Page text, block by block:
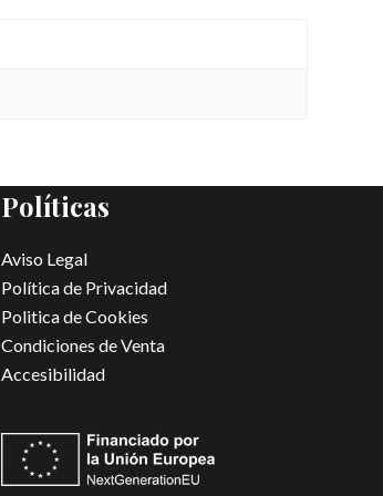
Políticas
Aviso Legal
Política de Privacidad
Politica de Cookies
Condiciones de Venta
Accesibilidad